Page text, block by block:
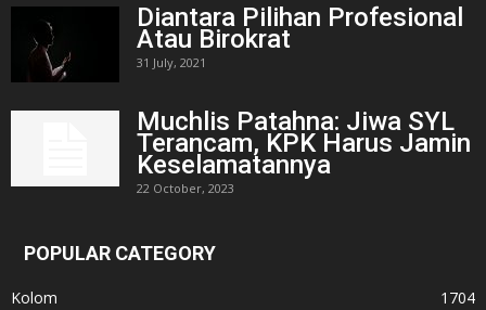
Diantara Pilihan Profesional
Atau Birokrat
31 July, 2021
Muchlis Patahna: Jiwa SYL
Terancam, KPK Harus Jamin
Keselamatannya
22 October, 2023
POPULAR CATEGORY
Kolom
1704